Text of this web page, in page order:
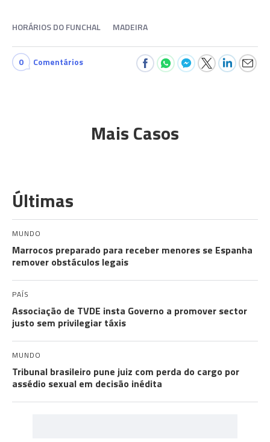
HORÁRIOS DO FUNCHAL MADEIRA
0 Comentários
Mais Casos
Últimas
MUNDO
Marrocos preparado para receber menores se Espanha
remover obstáculos legais
PAÍS
Associação de TVDE insta Governo a promover sector
justo sem privilegiar táxis
MUNDO
Tribunal brasileiro pune juiz com perda do cargo por
assédio sexual em decisão inédita